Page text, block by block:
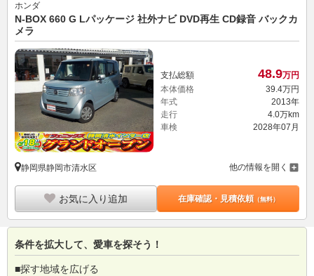
ホンダ
N-BOX 660 G Lパッケージ 社外ナビ DVD再生 CD録音 バックカ
メラ
支払総額 48.9万円
本体価格
39.4万円
年式
2013年
走行
4.0万km
車検
2028年07月
静岡県静岡市清水区 他の情報を開く
お気に入り追加 在庫確認・見積依頼（無料）
条件を拡大して、愛車を探そう！
■探す地域を広げる